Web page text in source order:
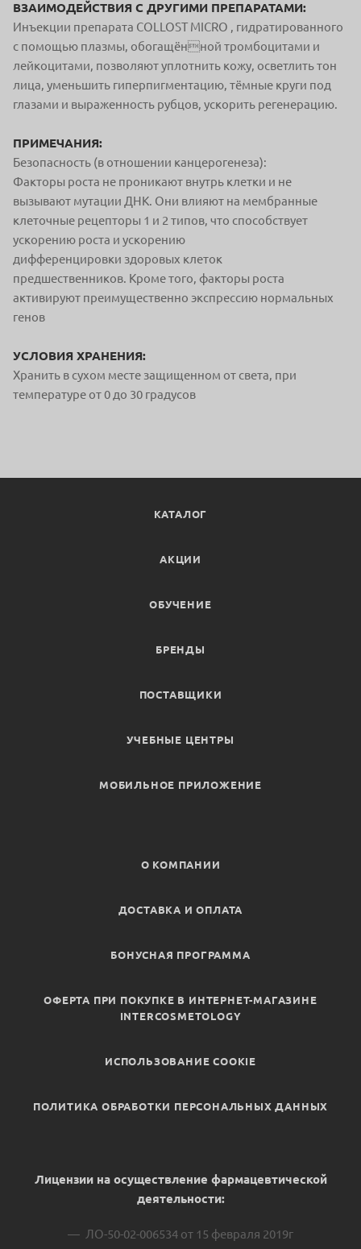
ВЗАИМОДЕЙСТВИЯ С ДРУГИМИ ПРЕПАРАТАМИ:
Инъекции препарата COLLOST MICRO , гидратированного
c помощью плазмы, обогащённой тромбоцитами и
лейкоцитами, позволяют уплотнить кожу, осветлитьтон
лица, уменьшить гиперпигментацию, тёмные круги под
глазами и выраженность рубцов, ускорить регенерацию.
ПРИМЕЧАНИЯ:
Безопасность (в отношении канцерогенеза):
Факторы роста не проникают внутрь клетки и не
вызывают мутации ДНК. Они влияют на мембранные
клеточные рецепторы 1 и 2 типов, что способствует
ускорению роста и ускорению
дифференцировки здоровых клеток
предшественников. Кроме того, факторы роста
активируют преимущественно экспрессию нормальных
генов
УСЛОВИЯ ХРАНЕНИЯ:
Хранить в сухом месте защищенном от света, при
температуре от 0 до 30 градусов
КАТАЛОГ
АКЦИИ
ОБУЧЕНИЕ
БРЕНДЫ
ПОСТАВЩИКИ
УЧЕБНЫЕ ЦЕНТРЫ
МОБИЛЬНОЕ ПРИЛОЖЕНИЕ
О КОМПАНИИ
ДОСТАВКА И ОПЛАТА
БОНУСНАЯ ПРОГРАММА
ОФЕРТА ПРИ ПОКУПКЕ В ИНТЕРНЕТ-МАГАЗИНЕ
INTERCOSMETOLOGY
ИСПОЛЬЗОВАНИЕ COOKIE
ПОЛИТИКА ОБРАБОТКИ ПЕРСОНАЛЬНЫХ ДАННЫХ
Лицензии на осуществление фармацевтической
деятельности:
ЛО-50-02-006534 от 15 февраля 2019г